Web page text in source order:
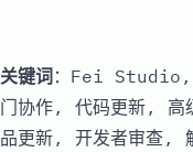
关键词 ：Fei Studio,
门协作, 代码更新, 高
品更新, 开发者审查,